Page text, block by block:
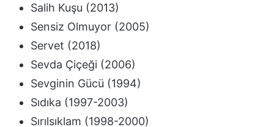
Salih Kuşu (2013)
Sensiz Olmuyor (2005)
Servet (2018)
Sevda Çiçeği (2006)
Sevginin Gücü (1994)
Sıdıka (1997-2003)
Sırılsıklam (1998-2000)